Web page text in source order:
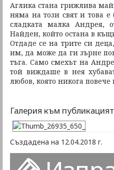
Аглика стана грижлива
няма на този свят и това
сладката малка Андрея,
Найден, който остана в
Отдаде се на трите си
им, да може да ги зърне
тъга. Само смехът на
той виждаше в нея
любов, която никога
Галерия към
Създадена на 12.04.2018 г.